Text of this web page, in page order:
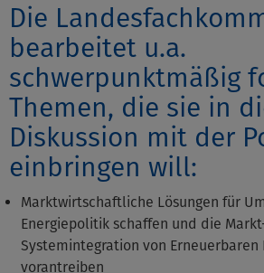
Die
bearbeitet u.a.
schwerpunktmäßig
Themen, die sie in
Diskussion mit der
einbringen will:
Marktwirtschaftliche Lösungen für
Energiepolitik schaffen und die
Systemintegration von Erneuerbaren
vorantreiben